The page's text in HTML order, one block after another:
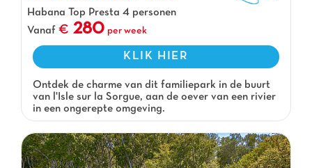
Habana Top Presta 4 personen
Vanaf
280 per week
KLIK HIER
Ontdek de charme van dit familiepark in de buurt
van l'Isle sur la Sorgue, aan de oever van een rivier
in een ongerepte omgeving.